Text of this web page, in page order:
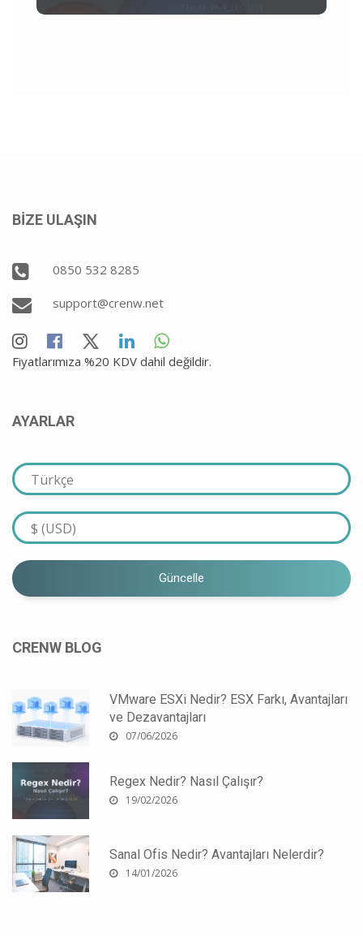
BİZE ULAŞIN
0850 532 8285
support@crenw.net
Fiyatlarımıza %20 KDV dahil değildir.
AYARLAR
Güncelle
CRENW BLOG
VMware ESXi Nedir? ESX Farkı, Avantajları
ve Dezavantajları
07/06/2026
Regex Nedir? Nasıl Çalışır?
19/02/2026
Sanal Ofis Nedir? Avantajları Nelerdir?
14/01/2026